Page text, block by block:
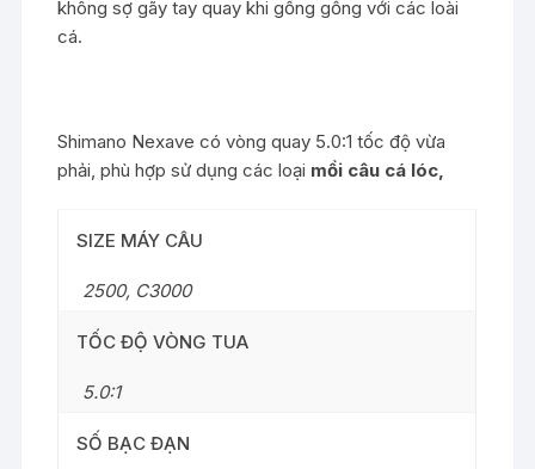
không sợ gãy tay quay khi gồng gống với các loài
cá.
Shimano Nexave có vòng quay 5.0:1 tốc độ vừa
phải, phù hợp sử dụng các loại mồi câu cá lóc
SIZE MÁY CÂU
2500, C3000
TỐC ĐỘ VÒNG TUA
5.0:1
SỐ BẠC ĐẠN